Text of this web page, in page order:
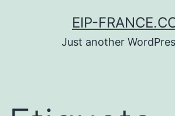
EIP-
Just another